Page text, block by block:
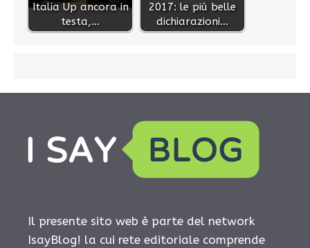
Italia Up ancora in
testa,…
2017: le più belle
dichiarazioni…
Il presente sito web è parte del network
IsayBlog! la cui rete editoriale comprende